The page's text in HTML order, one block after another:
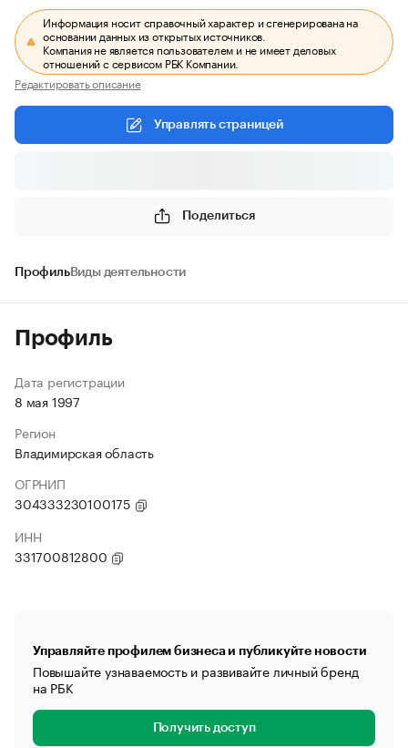
Информация носит справочный характер и сгенерирована на
основании данных из открытых источников.
Компания не является пользователем и не имеет деловых
отношений с сервисом РБК Компании.
Редактировать описание
Управлять страницей
Поделиться
ПрофильВиды деятельности
Профиль
Дата регистрации
8 мая 1997
Регион
Владимирская область
ОГРНИП
304333230100175
ИНН
331700812800
Управляйте профилем бизнеса и публикуйте новости
Повышайте узнаваемость и развивайте личный бренд
на РБК
Получить доступ